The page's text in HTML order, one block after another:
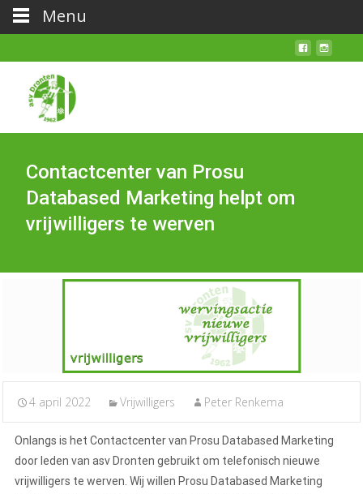
Contactcenter van Prosu
Databased Marketing helpt om
vrijwilligers te werven
4 april 2022 Vrijwilligers Peter Renkema
Onlangs is het Contactcenter van Prosu Databased Marketing
door leden van asv Dronten gebruikt om telefonisch nieuwe
vrijwilligers te werven. Wij willen Prosu Databased Marketing
Menu